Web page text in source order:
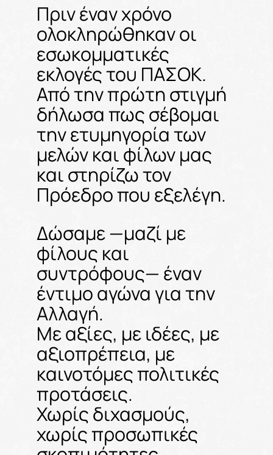
Πριν έναν χρόνο
ολοκληρώθηκαν οι
εσωκομματικές
εκλογές του ΠΑΣΟΚ.
Από την πρώτη στιγμή
δήλωσα πως σέβομαι
την ετυμηγορία των
μελών και φίλων μας
και στηρίζω τον
Πρόεδρο που εξελέγη.
Δώσαμε —μαζί με
φίλους και
συντρόφους— έναν
έντιμο αγώνα για την
Αλλαγή.
Με αξίες, με ιδέες, με
αξιοπρέπεια, με
καινοτόμες πολιτικές
προτάσεις.
Χωρίς διχασμούς,
χωρίς προσωπικές